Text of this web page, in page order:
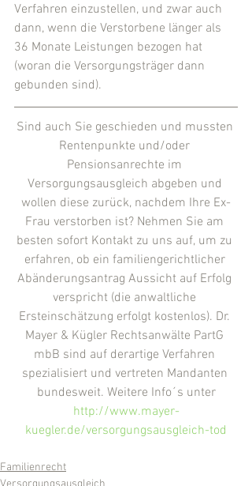
Verfahren einzustellen, und zwar auch
dann, wenn die Verstorbene länger als
36 Monate Leistungen bezogen hat
(woran die Versorgungsträger dann
gebunden sind).
Sind auch Sie geschieden und mussten
Rentenpunkte und/oder
Pensionsanrechte im
Versorgungsausgleich abgeben und
wollen diese zurück, nachdem Ihre Ex-
Frau verstorben ist? Nehmen Sie am
besten sofort Kontakt zu uns auf, um zu
erfahren, ob ein familiengerichtlicher
Abänderungsantrag Aussicht auf Erfolg
verspricht (die anwaltliche
Ersteinschätzung erfolgt kostenlos). Dr.
Mayer & Kügler Rechtsanwälte PartG
mbB sind auf derartige Verfahren
spezialisiert und vertreten Mandanten
bundesweit. Weitere Info´s unter
http://www.mayer-
kuegler.de/versorgungsausgleich-tod
Familienrecht